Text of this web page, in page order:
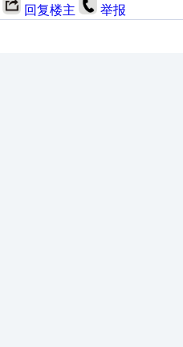
回复楼主 举报